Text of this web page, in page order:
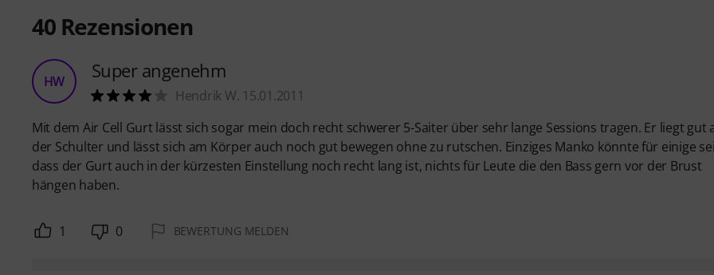
40 Rezensionen
HW Super angenehm
Hendrik W. 15.01.2011
Mit dem Air Cell Gurt lässt sich sogar mein doch recht schwerer 5-Saiter über sehr lange Sessions tragen. Er liegt gut
der Schulter und lässt sich am Körper auch noch gut bewegen ohne zu rutschen. Einziges Manko könnte für einige
dass der Gurt auch in der kürzesten Einstellung noch recht lang ist, nichts für Leute die den Bass gern vor der Brust
hängen haben.
1 0 BEWERTUNG MELDEN